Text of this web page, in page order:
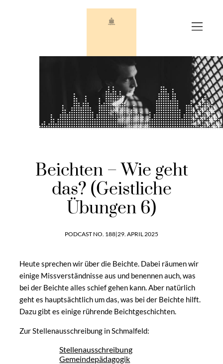
Beichten – Wie geht
das? (Geistliche
Übungen 6)
PODCAST NO. 188|29. APRIL 2025
Heute sprechen wir über die Beichte. Dabei räumen wir
einige Missverständnisse aus und benennen auch, was
bei der Beichte alles schief gehen kann. Aber natürlich
geht es hauptsächtlich um das, was bei der Beichte hilft.
Dazu gibt es einige rührende Beichtgeschichten.
Zur Stellenausschreibung in Schmalfeld:
Stellenausschreibung
Gemeindepädagogik